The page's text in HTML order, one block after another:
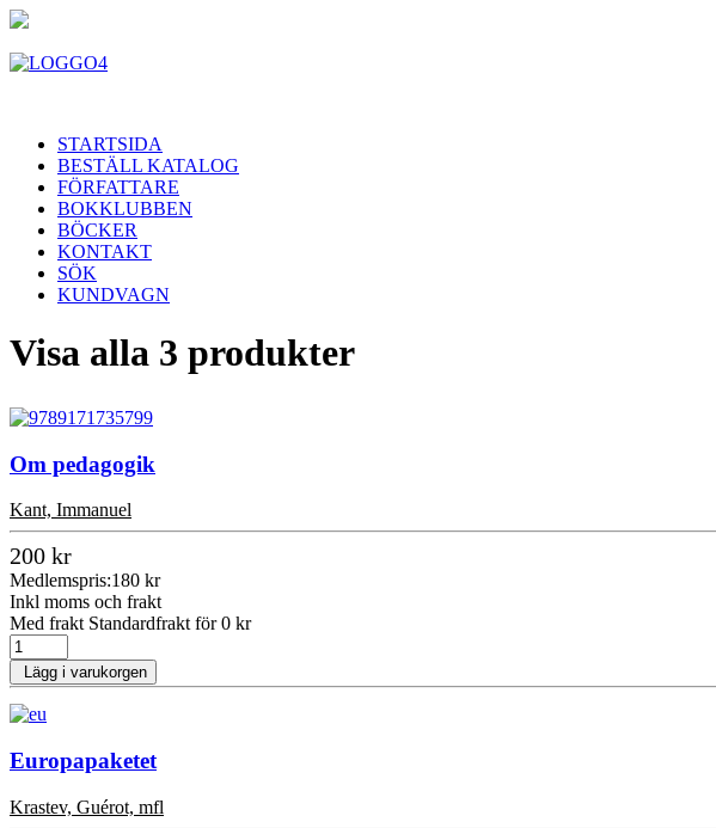
STARTSIDA
BESTÄLL KATALOG
FÖRFATTARE
BOKKLUBBEN
BÖCKER
KONTAKT
SÖK
KUNDVAGN
Visa alla 3 produkter
Om pedagogik
Kant, Immanuel
200 kr
Medlemspris:180 kr
Inkl moms och frakt
Med frakt Standardfrakt för 0 kr
Lägg i varukorgen
Europapaketet
Krastev, Guérot, mfl